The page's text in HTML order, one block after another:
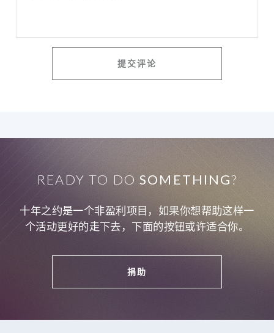
READY TO DOSOMETHING?
十年之约是一个非盈利项目，如果你想帮助这样一
个活动更好的走下去，下面的按钮或许适合你。
捐助